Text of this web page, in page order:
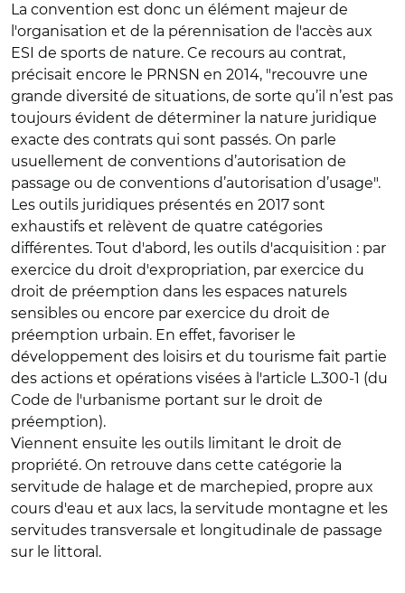
La convention est donc un élément majeur de
l'organisation et de la pérennisation de l'accès aux
ESI de sports de nature. Ce recours au contrat,
précisait encore le PRNSN en 2014, "recouvre une
grande diversité de situations, de sorte qu’il n’est pas
toujours évident de déterminer la nature juridique
exacte des contrats qui sont passés. On parle
usuellement de conventions d’autorisation de
passage ou de conventions d’autorisation d’usage".
Les outils juridiques présentés en 2017 sont
exhaustifs et relèvent de quatre catégories
différentes. Tout d'abord, les outils d'acquisition : par
exercice du droit d'expropriation, par exercice du
droit de préemption dans les espaces naturels
sensibles ou encore par exercice du droit de
préemption urbain. En effet, favoriser le
développement des loisirs et du tourisme fait partie
des actions et opérations visées à l'article L.300-1 (du
Code de l'urbanisme portant sur le droit de
préemption).
Viennent ensuite les outils limitant le droit de
propriété. On retrouve dans cette catégorie la
servitude de halage et de marchepied, propre aux
cours d'eau et aux lacs, la servitude montagne et les
servitudes transversale et longitudinale de passage
sur le littoral.